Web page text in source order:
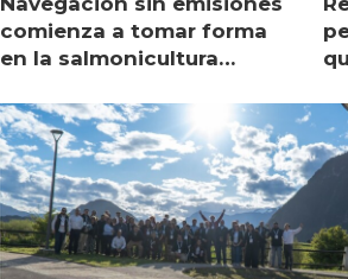
comienza a tomar forma
en la salmonicultura